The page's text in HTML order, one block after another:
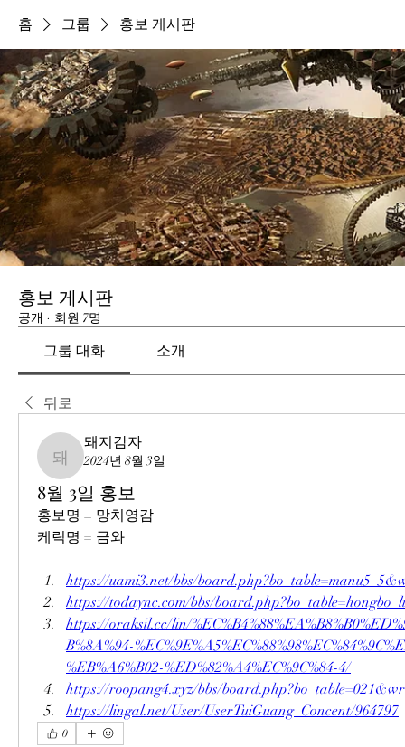
홈 그룹 홍보 게시판
홍보 게시판
공개 · 회원 7명
그룹 대화 소개
뒤로
돼지감자
돼지감자
2024년 8월 3일
8월 3일 홍보
홍보명 = 망치영감
케릭명 = 금와
https://uami3.net/bbs/
https://todaync.com/bbs/
https://oraksil.cc/lin/
B%8A%94-
%EB%A6%B02-%ED%82%A4%EC%9C%84-4/
https://roopang4.xyz/bbs/
https://lingal.net/User/UserTuiGuang_Concent/964797
0